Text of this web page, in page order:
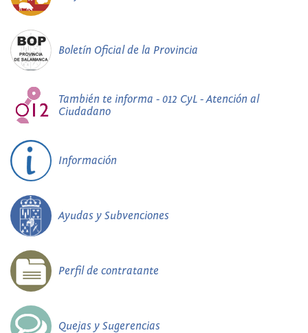
Boletín Oficial de la Provincia
También te informa - 012 CyL - Atención al
Ciudadano
Información
Ayudas y Subvenciones
Perfil de contratante
Quejas y Sugerencias